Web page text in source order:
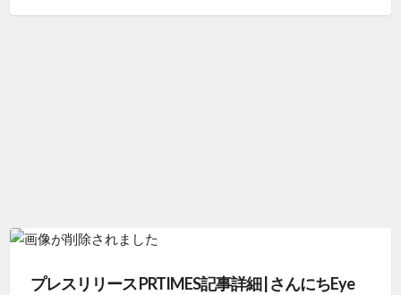
プレスリリース PRTIMES記事詳細 | さんにちEye